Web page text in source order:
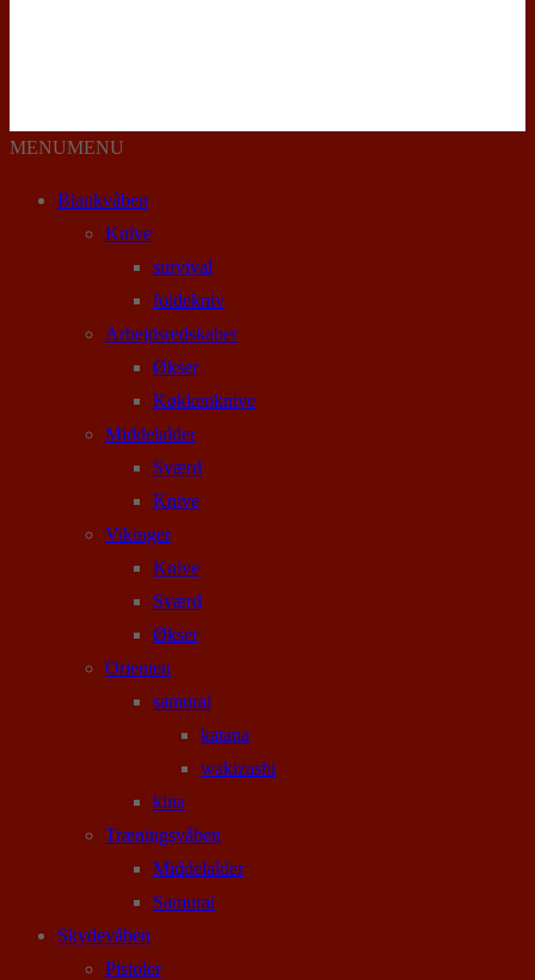
MENUMENU
Blankvåben
Knive
survival
foldekniv
Arbejdsredskaber
Økser
Køkkenknive
Middelalder
Sværd
Knive
Vikinger
Knive
Sværd
Økser
Orienten
samurai
katana
wakizashi
kina
Træningsvåben
Middelalder
Samurai
Skydevåben
Pistoler